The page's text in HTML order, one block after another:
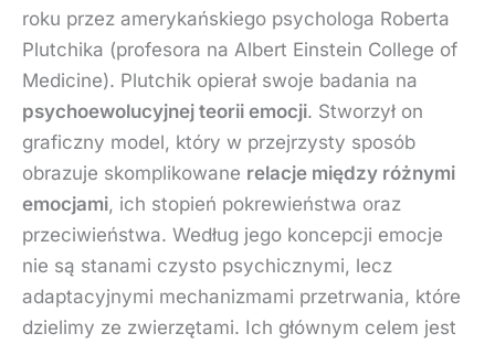
roku przez amerykańskiego psychologa Roberta
Plutchika (profesora na Albert Einstein College of
Medicine). Plutchik opierał swoje badania na
psychoewolucyjnej teorii emocji. Stworzył on
graficzny model, który w przejrzysty sposób
obrazuje skomplikowane relacje między różnymi
emocjami, ich stopień pokrewieństwa oraz
przeciwieństwa. Według jego koncepcji emocje
nie są stanami czysto psychicznymi, lecz
adaptacyjnymi mechanizmami przetrwania, które
dzielimy ze zwierzętami. Ich głównym celem jest